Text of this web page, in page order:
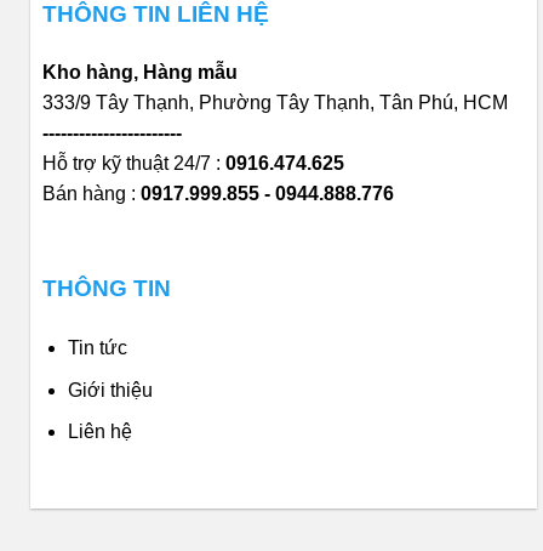
THÔNG TIN LIÊN HỆ
Kho hàng, Hàng mẫu
333/9 Tây Thạnh, Phường Tây Thạnh, Tân Phú, HCM
-----------------------
Hỗ trợ kỹ thuật 24/7 : 0916.474.625
Bán hàng : 0917.999.855 - 0944.888.776
THÔNG TIN
Tin tức
Giới thiệu
Liên hệ